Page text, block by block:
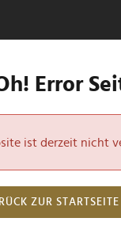
Error
ist derzeit nicht
ZUR STARTSEITE